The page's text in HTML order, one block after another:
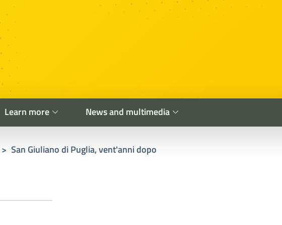
Cerca nel sito
Learn more News and multimedia
> San Giuliano di Puglia, vent'anni dopo